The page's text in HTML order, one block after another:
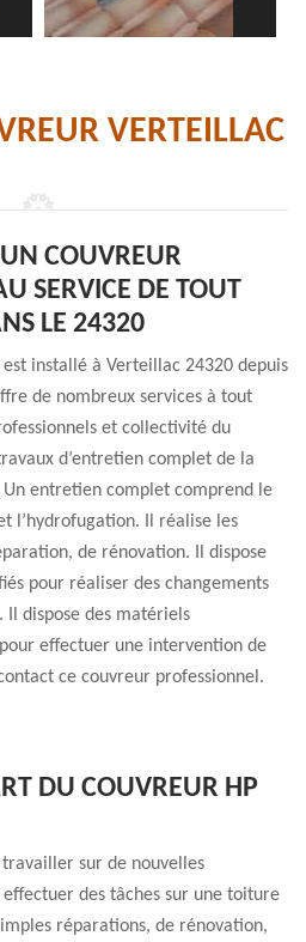
VERTEILLAC
COUVREUR
SERVICE DE TOUT
LE 24320
installé à Verteillac 24320 depuis
de nombreux services à tout
et collectivité du
d’entretien complet de la
entretien complet comprend le
l’hydrofugation. Il réalise les
de rénovation. Il dispose
pour réaliser des changements
dispose des matériels
effectuer une intervention de
ce couvreur professionnel.
DU COUVREUR HP
sur de nouvelles
des tâches sur une toiture
réparations, de rénovation,